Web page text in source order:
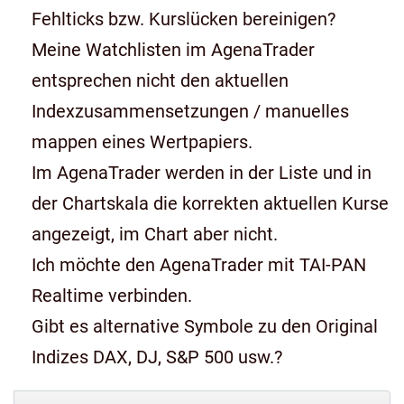
Fehlticks bzw. Kurslücken bereinigen?
Meine Watchlisten im AgenaTrader
entsprechen nicht den aktuellen
Indexzusammensetzungen / manuelles
mappen eines Wertpapiers.
Im AgenaTrader werden in der Liste und in
der Chartskala die korrekten aktuellen Kurse
angezeigt, im Chart aber nicht.
Ich möchte den AgenaTrader mit TAI-PAN
Realtime verbinden.
Gibt es alternative Symbole zu den Original
Indizes DAX, DJ, S&P 500 usw.?